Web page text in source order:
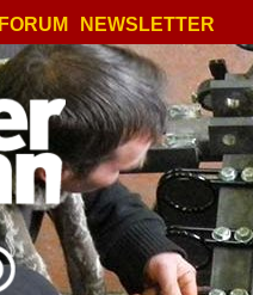
FORUM NEWSLETTER